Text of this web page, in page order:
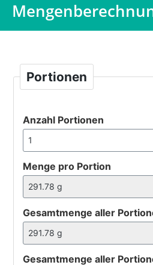
Portionen
Anzahl Portionen
Menge pro Portion
Gesamtmenge aller
Gesamtmenge aller